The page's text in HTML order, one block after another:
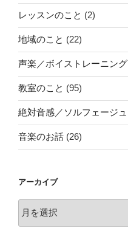
レッスンのこと (2)
地域のこと (22)
声楽／ボイストレーニング
教室のこと (95)
絶対音感／ソルフェージュ
音楽のお話 (26)
アーカイブ
ー